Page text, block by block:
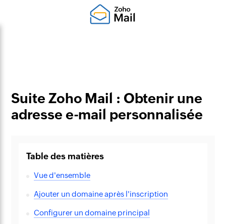
Suite Zoho Mail : Obtenir une
adresse e-mail personnalisée
Table des matières
Vue d'ensemble
Ajouter un domaine après l'inscription
Configurer un domaine principal